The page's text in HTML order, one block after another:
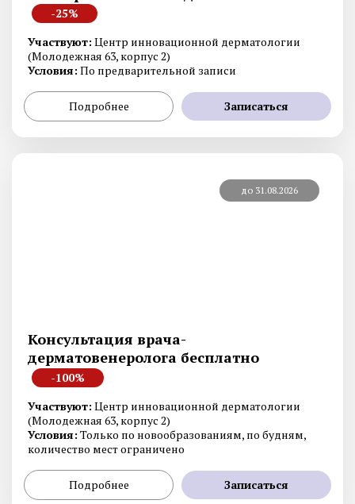
-25%
Участвуют: Центр инновационной дерматологии
(Молодежная 63, корпус 2)
Условия: По предварительной записи
Подробнее Записаться
до 31.08.2026
Консультация врача-
дерматовенеролога бесплатно
-100%
Участвуют: Центр инновационной дерматологии
(Молодежная 63, корпус 2)
Условия: Только по новообразованиям, по будням,
количество мест ограничено
Подробнее Записаться